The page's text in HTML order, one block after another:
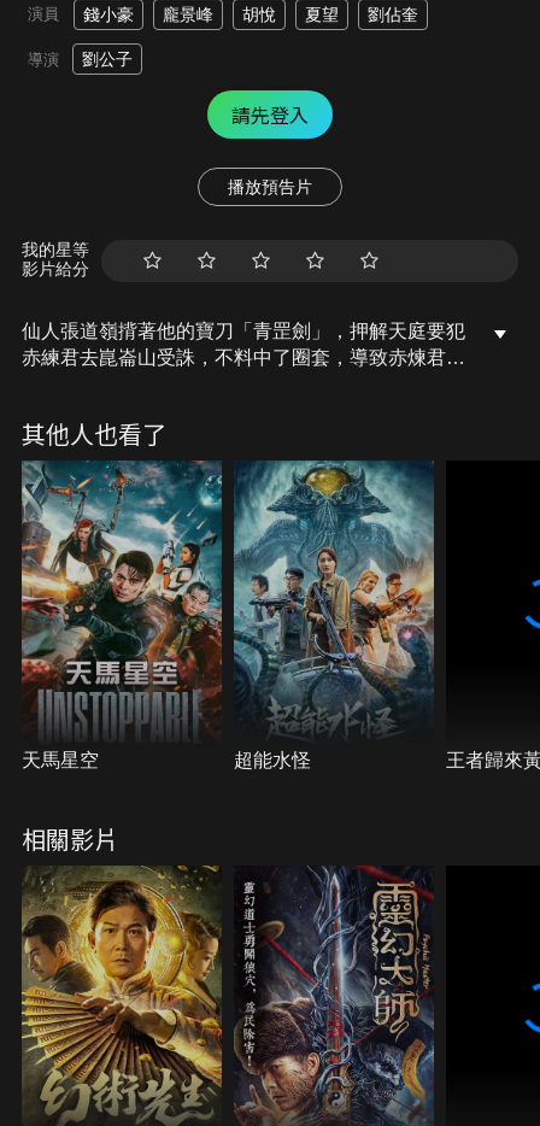
演員 錢小豪 龐景峰 胡悅 夏望 劉佔奎
導演 劉公子
請先登入
播放預告片
我的星等
影片給分
仙人張道嶺揹著他的寶刀「青罡劍」，押解天庭要犯
赤練君去崑崙山受誅，不料中了圈套，導致赤煉君逃
多人失蹤。這引起了張道嶺的注意，因為這些失蹤者
很可能是被赤練君及其手下抓去吸了元神。張道嶺抱
著絕不放棄任何一絲線索的執念，與年輕捉妖師廖鳳
一同展開調查。
其他人也看了
天馬星空 超能水怪 王者歸來
相關影片